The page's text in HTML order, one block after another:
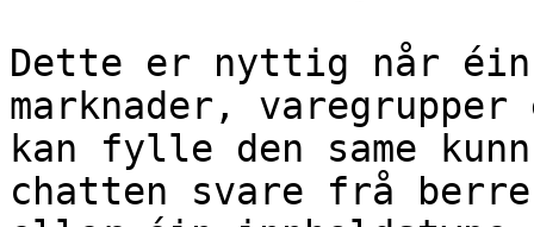
Dette er nyttig når
marknader,
kan fylle den same
chatten svare frå